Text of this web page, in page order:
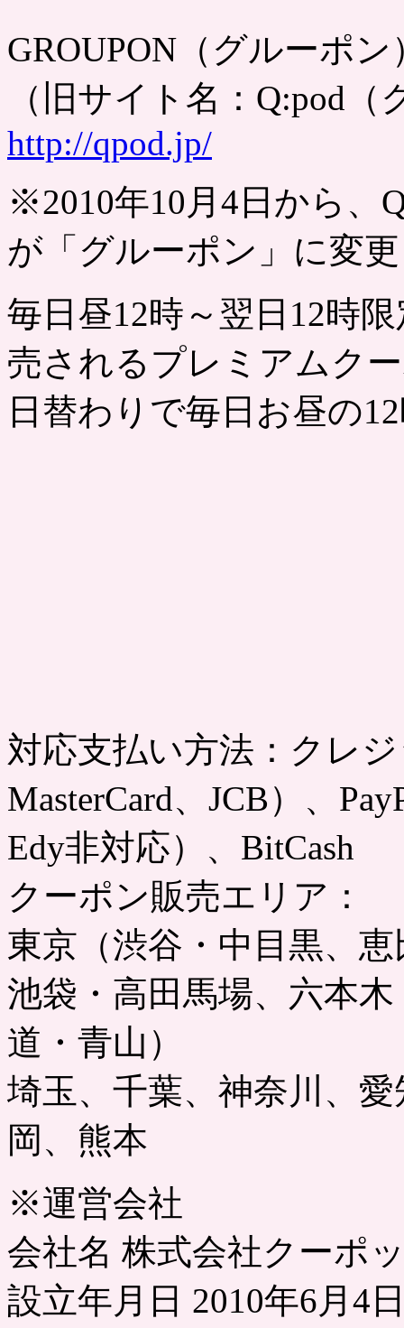
GROUPON（グルーポン
（旧サイト名：Q:pod
http://qpod.jp/
※2010年10月4日から、
が「グルーポン」に変
毎日昼12時～翌日12時
売されるプレミアムク
日替わりで毎日お昼の
対応支払い方法：クレ
MasterCard、JCB）、
Edy非対応）、BitCash
クーポン販売エリア：
東京（渋谷・中目黒、
池袋・高田馬場、六本
道・青山）
埼玉、千葉、神奈川、
岡、熊本
※運営会社
会社名 株式会社クーポ
設立年月日 2010年6月4